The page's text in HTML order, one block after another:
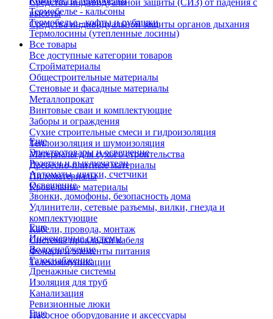
Средства индивидуальной защиты (СИЗ) от падения с
высоты
Средства индивидуальной защиты органов дыхания
Термобелье - кальсоны
Термобелье - кофты и рубашки
Термолосины (утепленные лосины)
Все товары
Все доступные категории товаров
Стройматериалы
Общестроительные материалы
Стеновые и фасадные материалы
Металлопрокат
Винтовые сваи и комплектующие
Заборы и ограждения
Сухие строительные смеси и гидроизоляция
Теплоизоляция и шумоизоляция
Материалы для сухого строительства
Древесно-плитные материалы
Пиломатериалы
Кровельные материалы
Еще
Электротовары и освещение
Розетки и выключатели
Автоматы, щитки, счетчики
Освещение
Звонки, домофоны, безопасность дома
Удлинители, сетевые разъемы, вилки, гнезда и
комплектующие
Кабели, провода, монтаж
Системы прокладки кабеля
Фонари и элементы питания
Телекоммуникации
Еще
Инженерные системы
Водоснабжение
Газоснабжение
Дренажные системы
Изоляция для труб
Канализация
Ревизионные люки
Насосное оборудование и аксессуары
Еще